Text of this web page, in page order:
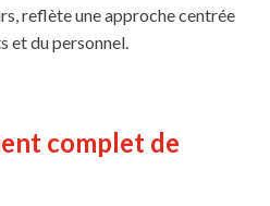
reflète une approche centrée
et du personnel.
complet de